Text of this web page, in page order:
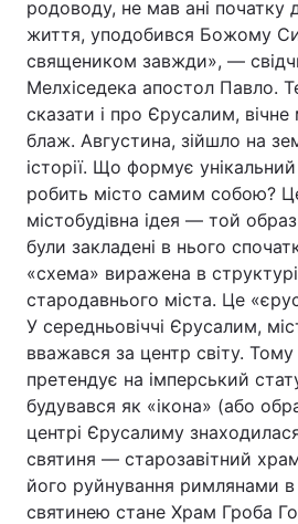
Послуги
Тема оформлення
родоводу, не мав ані початку
життя, уподобився Божому
священиком завжди», —
Мелхіседека апостол Павло.
сказати і про Єрусалим, вічне
блаж. Августина, зійшло на
історії. Що формує
робить місто самим собою?
містобудівна ідея — той
були закладені в нього
«схема» виражена в
стародавнього міста. Це
У середньовіччі Єрусалим,
вважався за центр світу.
претендує на імперський
будувався як «ікона» (або
центрі Єрусалиму
святиня — старозавітний храм
його руйнування римлянами
святинею стане Храм Гроба